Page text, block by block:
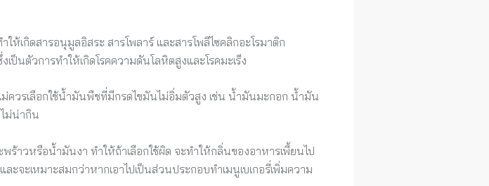
ห้เกิดสารอนุมูลอิสระ สารโพลาร์ และสารโพลีไซคลิกอะโรมาติก
นตัวการทำให้เกิดโรคความดันโลหิตสูงและโรคมะเร็ง
ควรเลือกใช้น้ำมันพืชที่มีกรดไขมันไม่อิ่มตัวสูง เช่น น้ำมันมะกอก น้ำมัน
ม่น่ากิน
าวหรือน้ำมันงา ทำให้ถ้าเลือกใช้ผิด จะทำให้กลิ่นของอาหารเพี้ยนไป
ะจะเหมาะสมกว่าหากเอาไปเป็นส่วนประกอบทำเมนูเบเกอรี่เพิ่มความ